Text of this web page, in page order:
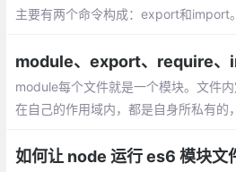
主要有两个命令构成：export和import
module、export、require、
module每个文件就是一个模块。文件
在自己的作用域内，都是自身所私有的
外的输出值，是一个对象。
如何让 node 运行 es6 模块文